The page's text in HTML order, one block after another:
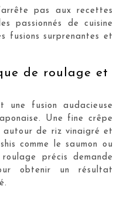
pas aux recettes
passionnés de cuisine
fusions surprenantes et
de roulage et
une fusion audacieuse
Une fine crêpe
autour de riz vinaigré et
comme le saumon ou
précis demande
obtenir un résultat